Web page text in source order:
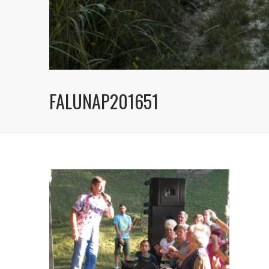
FALUNAP201651